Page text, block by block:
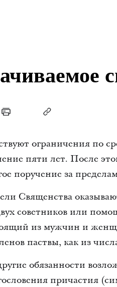
ограничения по
пяти лет. После
поручение за
Священства
советников или
из мужчин и
паствы, как из
обязанности
причастия